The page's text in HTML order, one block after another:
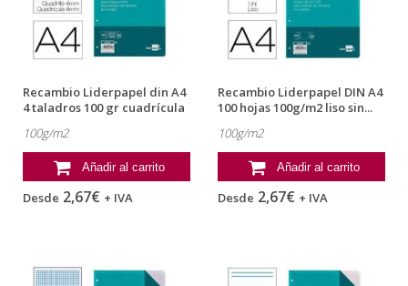
Recambio Liderpapel din A4
4 taladros 100 gr cuadrícula
100g/m2
Añadir al carrito
Desde 2,67€ + IVA
Recambio Liderpapel DIN A4
100 hojas 100g/m2 liso sin...
100g/m2
Añadir al carrito
Desde 2,67€ + IVA